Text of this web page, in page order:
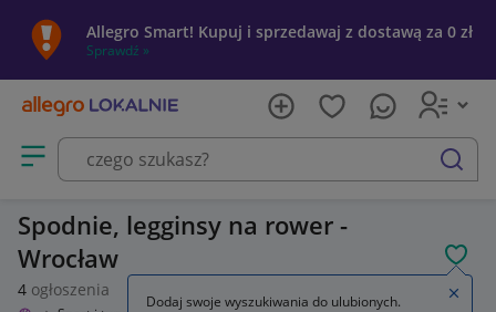
Allegro Smart! Kupuj i sprzedawaj z dostawą za 0 zł
Sprawdź »
Otwórz menu z kategoriami
szukaj
Spodnie, legginsy na rower -
Wrocław
4 ogłoszenia
Dodaj swoje wyszukiwania do ulubionych.